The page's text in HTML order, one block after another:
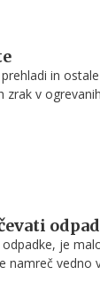
in
zrak v
je
namreč vedno